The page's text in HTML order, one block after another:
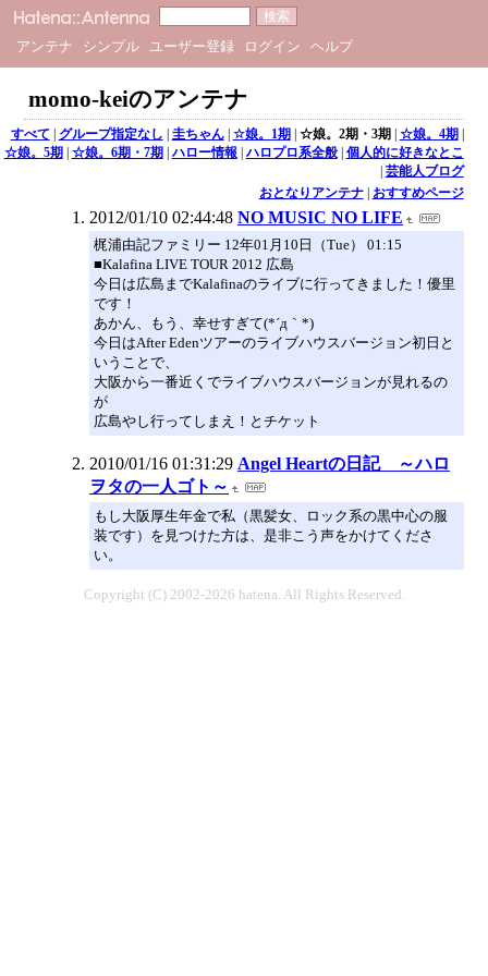
アンテナ シンプル ユーザー登録 ログイン ヘルプ
momo-keiのアンテナ
すべて | グループ指定なし | 圭ちゃん| ☆娘。1期| ☆娘。2期・3期| ☆娘。4期|
☆娘。5期| ☆娘。6期・7期|ハロー情報 |ハロプロ系全般| 個人的に好きなとこ
| 芸能人ブログ
おとなりアンテナ| おすすめページ
2012/01/10 02:44:48 NO MUSIC NO LIFE
梶浦由記ファミリー 12年01月10日（Tue） 01:15
■Kalafina LIVE TOUR 2012 広島
今日は広島までKalafinaのライブに行ってきました！優里
です！
あかん、もう、幸せすぎて(*´д｀*)
今日はAfter Edenツアーのライブハウスバージョン初日と
いうことで、
大阪から一番近くでライブハウスバージョンが見れるの
が
広島やし行ってしまえ！とチケット
2010/01/16 01:31:29 Angel Heartの日記 ～ハロ
ヲタの一人ゴト～
もし大阪厚生年金で私（黒髪女、ロック系の黒中心の服
装です）を見つけた方は、是非こう声をかけてくださ
い。
Copyright (C) 2002-2026 hatena. All Rights Reserved.